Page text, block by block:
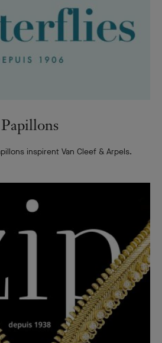
Papillons
inspirent Van Cleef & Arpels.